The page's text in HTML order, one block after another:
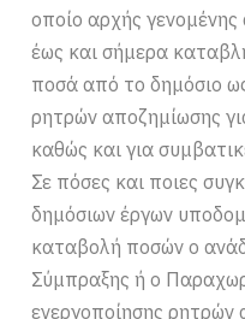
οποίο αρχής
έως και σήμερα
ποσά από το δημόσιο
ρητρών αποζημίωσης
καθώς και για
Σε πόσες και ποιες
δημόσιων έργων
καταβολή ποσών ο
Σύμπραξης ή ο
ενεργοποίησης ρητρών